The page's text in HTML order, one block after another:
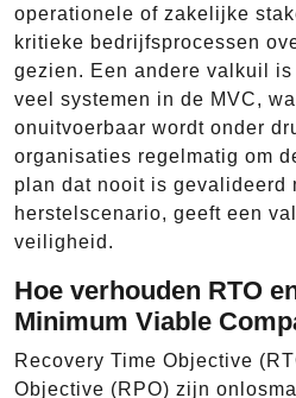
operationele of zakelijke
kritieke bedrijfsprocessen
gezien. Een andere valkuil
veel systemen in de MVC,
onuitvoerbaar wordt onder
organisaties regelmatig om
plan dat nooit is gevalideerd
herstelscenario, geeft een
veiligheid.
Hoe verhouden RTO
Minimum Viable
Recovery Time Objective
Objective (RPO) zijn